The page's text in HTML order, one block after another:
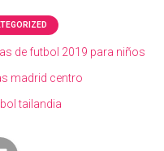
de futbol 2019 para niños
madrid centro
tailandia